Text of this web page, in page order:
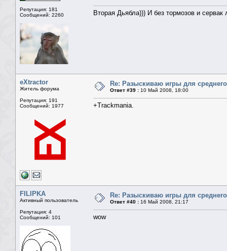
Репутация: 181
Сообщений: 2260
Вторая Дьябла))) И без тормозов и
eXtractor
Житель форума
Репутация: 191
Сообщений: 1977
Re: Разыскиваю игры для
Ответ #39 : 10 Май 2008, 18:00
+Trackmania.
FILIPKA
Активный пользователь
Репутация: 4
Сообщений: 101
Re: Разыскиваю игры для
Ответ #40 : 16 Май 2008, 21:17
wow